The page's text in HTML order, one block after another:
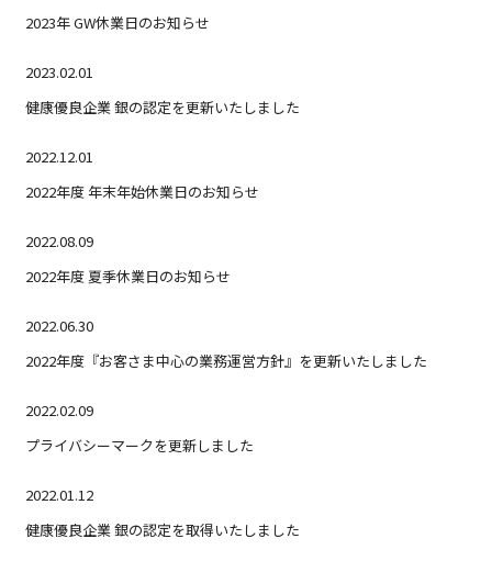
2023年 GW休業日のお知らせ
2023.02.01
健康優良企業 銀の認定を更新いたしました
2022.12.01
2022年度 年末年始休業日のお知らせ
2022.08.09
2022年度 夏季休業日のお知らせ
2022.06.30
2022年度『お客さま中心の業務運営方針』を更新いたしました
2022.02.09
プライバシーマークを更新しました
2022.01.12
健康優良企業 銀の認定を取得いたしました